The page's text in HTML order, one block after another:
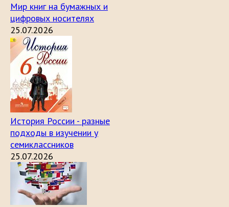
Мир книг на бумажных и
цифровых носителях
25.07.2026
История России - разные
подходы в изучении у
семиклассников
25.07.2026